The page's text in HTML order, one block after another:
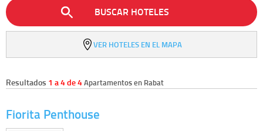
BUSCAR HOTELES
VER HOTELES EN EL MAPA
Resultados 1 a 4 de 4Apartamentos en Rabat
Fiorita Penthouse